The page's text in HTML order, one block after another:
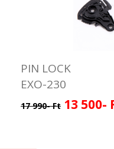
PIN LOCK
EXO-230
17 990- Ft 13 500-